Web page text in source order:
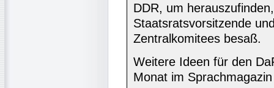
DDR, um
Staatsratsvorsitzende
Zentralkomitees besaß.
Weitere Ideen für den
Monat im